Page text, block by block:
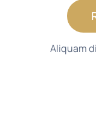
Aliquam